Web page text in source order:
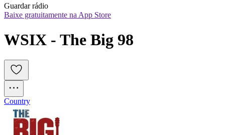
Guardar rádio
Baixe gratuitamente na App Store
WSIX - The Big 98
Country